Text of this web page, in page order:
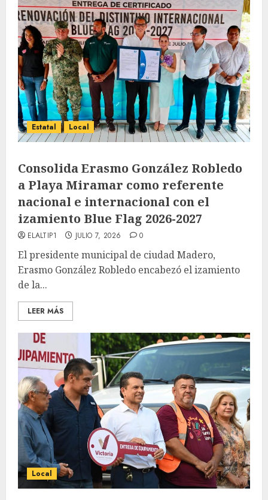
Estatal Local
Consolida Erasmo González Robledo
a Playa Miramar como referente
nacional e internacional con el
izamiento Blue Flag 2026-2027
ELALTIP1 JULIO 7, 2026 0
El presidente municipal de ciudad Madero,
Erasmo González Robledo encabezó el izamiento
de la...
LEER MÁS
Local